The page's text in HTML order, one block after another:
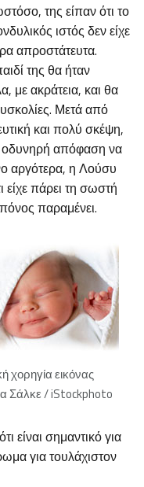
της είπαν ότι το
ιστός δεν είχε
απροστάτευτα.
της θα ήταν
με ακράτεια, και θα
Μετά από
και πολύ σκέψη,
οδυνηρή απόφαση να
αργότερα, η Λούσυ
είχε πάρει τη σωστή
παραμένει.
χορηγία εικόνας
Σάλκε / iStockphoto
είναι σημαντικό για
για τουλάχιστον